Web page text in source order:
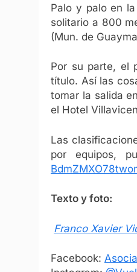
Palo y palo en
solitario a 800
(Mun. de
Por su parte, el
título. Así las
tomar la salida
el Hotel
Las
por equipos,
Texto y foto:
Franco Xavier
Facebook: